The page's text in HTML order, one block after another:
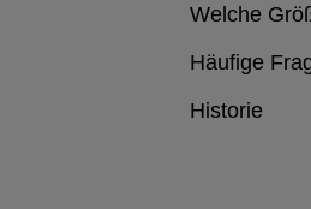
Welche
Häufige
Historie